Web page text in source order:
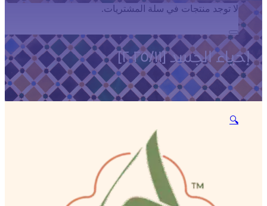
لا توجد منتجات في سلة المشتريات.
إحياء الجسد [٢٠٢٥/١١]
🔍